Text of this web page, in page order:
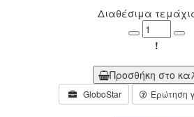
Διαθέσιμα
Minus
Plus
!
Προσθήκη στο
GloboStar Ερώτηση